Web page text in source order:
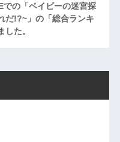
の「ベイビーの迷宮探
だ!?~」の「総合ランキ
した。